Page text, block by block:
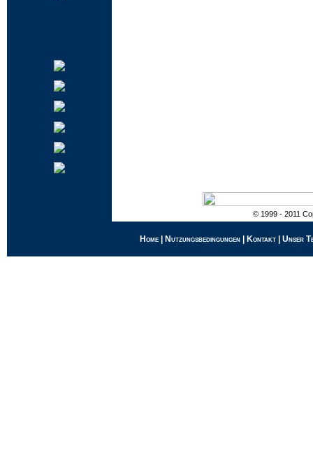
© 1999 - 2011
Home Nutzungsbedingungen Kontakt Unser